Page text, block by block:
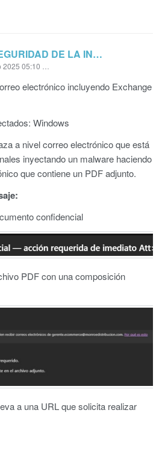
ALERTA DE SEGURIDAD DE LA INFORMACIÓN EN CORREO ELECTRONICO
electrónico incluyendo Exchange
Windows
a nivel correo electrónico que está
inyectando un malware haciendo
que contiene un PDF adjunto.
confidencial
PDF con una composición
a una URL que solicita realizar